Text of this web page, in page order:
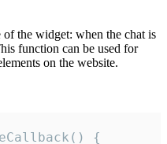
of the widget: when the chat is
function can be used for
on the website.
{